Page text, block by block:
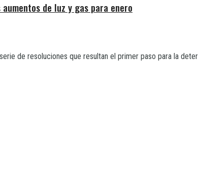
de luz y gas para enero
de resoluciones que resultan el primer paso para la